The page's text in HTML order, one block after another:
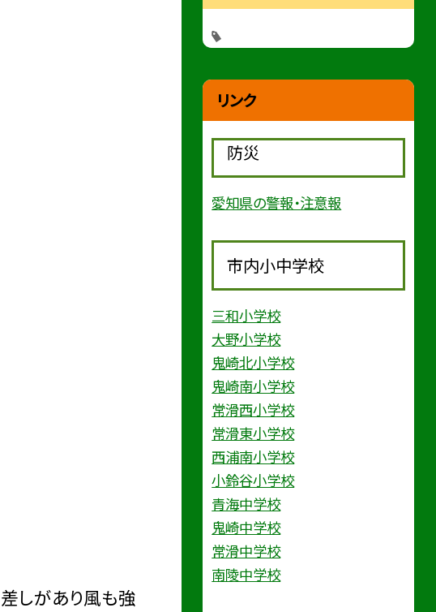
しがあり風も強
リンク
防災
愛知県の警報・注意報
市内小中学校
三和小学校
大野小学校
鬼崎北小学校
鬼崎南小学校
常滑西小学校
常滑東小学校
西浦南小学校
小鈴谷小学校
青海中学校
鬼崎中学校
常滑中学校
南陵中学校